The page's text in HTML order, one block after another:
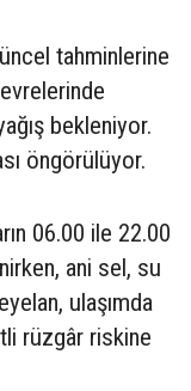
tahminlerine
bekleniyor.
öngörülüyor.
06.00 ile 22.00
ani sel, su
ulaşımda
rüzgâr riskine